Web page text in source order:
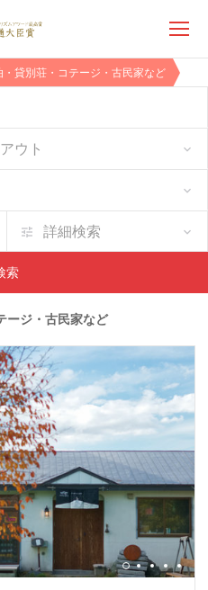
貸別荘・コテージ・古民家など
ウト
詳細検索
索
ージ・古民家など